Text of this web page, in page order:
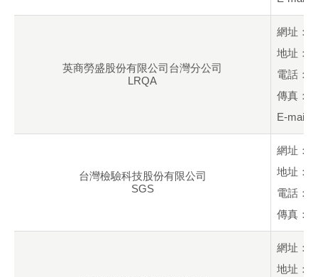
英商勞盛股份有限公司台灣分公司
LRQA
網址：
地址：
電話：
傳真：
E-mail：
台灣檢驗科技股份有限公司
SGS
網址：
地址：
電話：
傳真：
網址：
地址：